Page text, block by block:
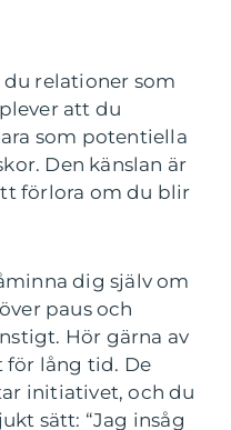
relationer som
att du
som potentiella
Den känslan är
förlora om du blir
dig själv om
paus och
Hör gärna av
för lång tid. De
initiativet, och du
sätt: “Jag insåg